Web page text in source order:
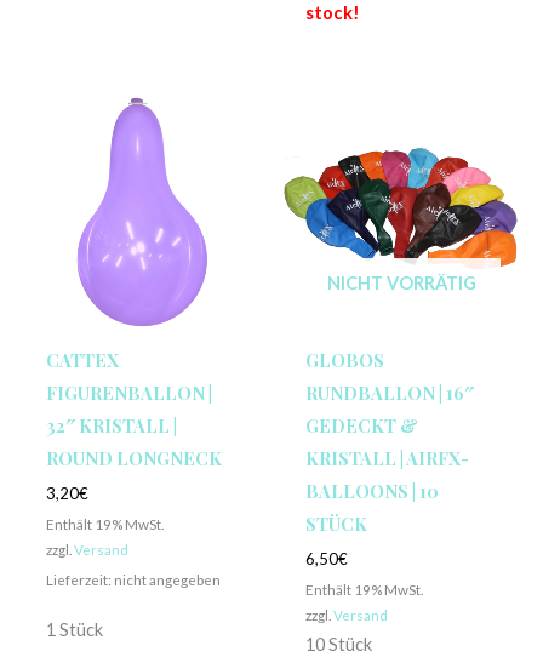
stock!
CATTEX
FIGURENBALLON |
32″ KRISTALL |
ROUND LONGNECK
3,20€
Enthält 19% MwSt.
zzgl. Versand
Lieferzeit: nicht angegeben
1 Stück
NICHT VORRÄTIG
GLOBOS
RUNDBALLON | 16″
GEDECKT &
KRISTALL | AIRFX-
BALLOONS | 10
STÜCK
6,50€
Enthält 19% MwSt.
zzgl. Versand
10 Stück